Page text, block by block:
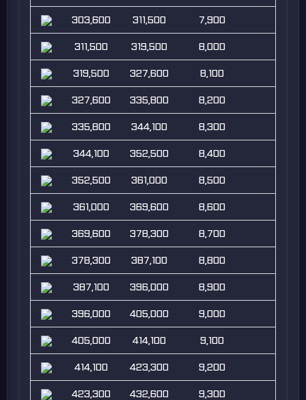
303,600 311,500 7,900
311,500 319,500 8,000
319,500 327,600 8,100
327,600 335,800 8,200
335,800 344,100 8,300
344,100 352,500 8,400
352,500 361,000 8,500
361,000 369,600 8,600
369,600 378,300 8,700
378,300 387,100 8,800
387,100 396,000 8,900
396,000 405,000 9,000
405,000 414,100 9,100
414,100 423,300 9,200
423,300 432,600 9,300